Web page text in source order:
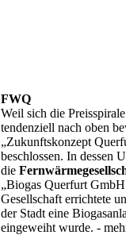
FWQ
Weil sich die
tendenziell nach oben
„Zukunftskonzept
beschlossen. In dessen
die
„Biogas Querfurt
Gesellschaft errichtete
der Stadt eine
eingeweiht wurde. -